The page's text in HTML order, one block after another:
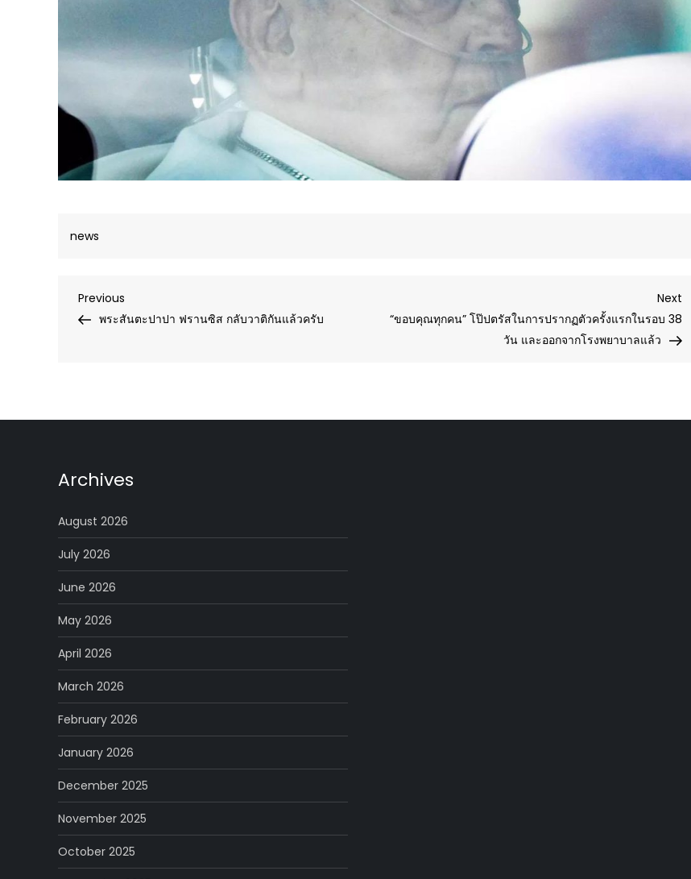
news
Post
Previous
Post
Previous
พระสันตะปาปา ฟรานซิส กลับวาติกันแล้วครับ
Next
“ขอบคุณทุกคน” โป๊ปตรัสในการปรากฏตัวครั้งแรกในรอบ 38
วัน และออกจากโรงพยาบาลแล้ว
Archives
August 2026
July 2026
June 2026
May 2026
April 2026
March 2026
February 2026
January 2026
December 2025
November 2025
October 2025